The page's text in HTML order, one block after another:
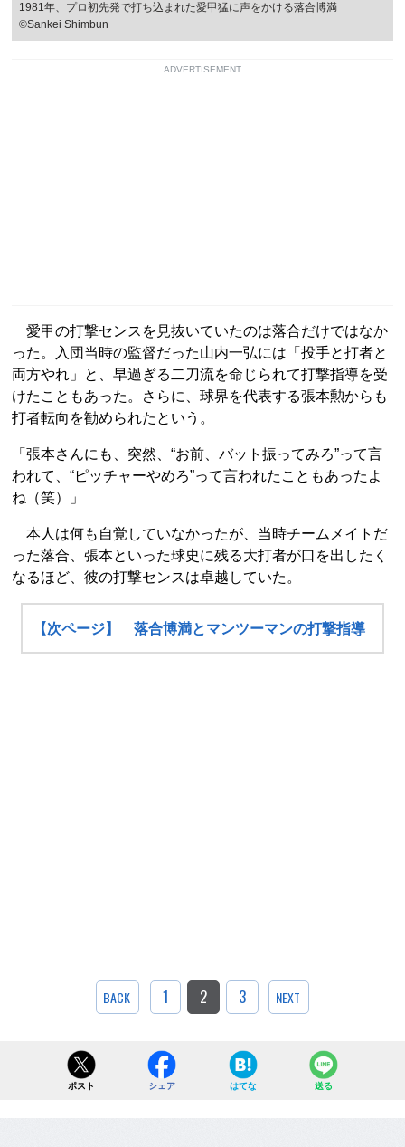
1981年、プロ初先発で打ち込まれた愛甲猛に声をかける落合博満
©Sankei Shimbun
ADVERTISEMENT
愛甲の打撃センスを見抜いていたのは落合だけではなか
った。入団当時の監督だった山内一弘には「投手と打者と
両方やれ」と、早過ぎる二刀流を命じられて打撃指導を受
けたこともあった。さらに、球界を代表する張本勲からも
打者転向を勧められたという。
「張本さんにも、突然、“お前、バット振ってみろ”って言
われて、“ピッチャーやめろ”って言われたこともあったよ
ね（笑）」
本人は何も自覚していなかったが、当時チームメイトだ
った落合、張本といった球史に残る大打者が口を出したく
なるほど、彼の打撃センスは卓越していた。
【次ページ】 落合博満とマンツーマンの打撃指導
BACK 1 2 3 NEXT
ポスト シェア はてな 送る